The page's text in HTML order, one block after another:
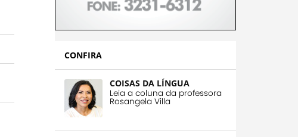
CONFIRA
COISAS DA LÍNGUA
Leia a coluna da professora
Rosangela Villa